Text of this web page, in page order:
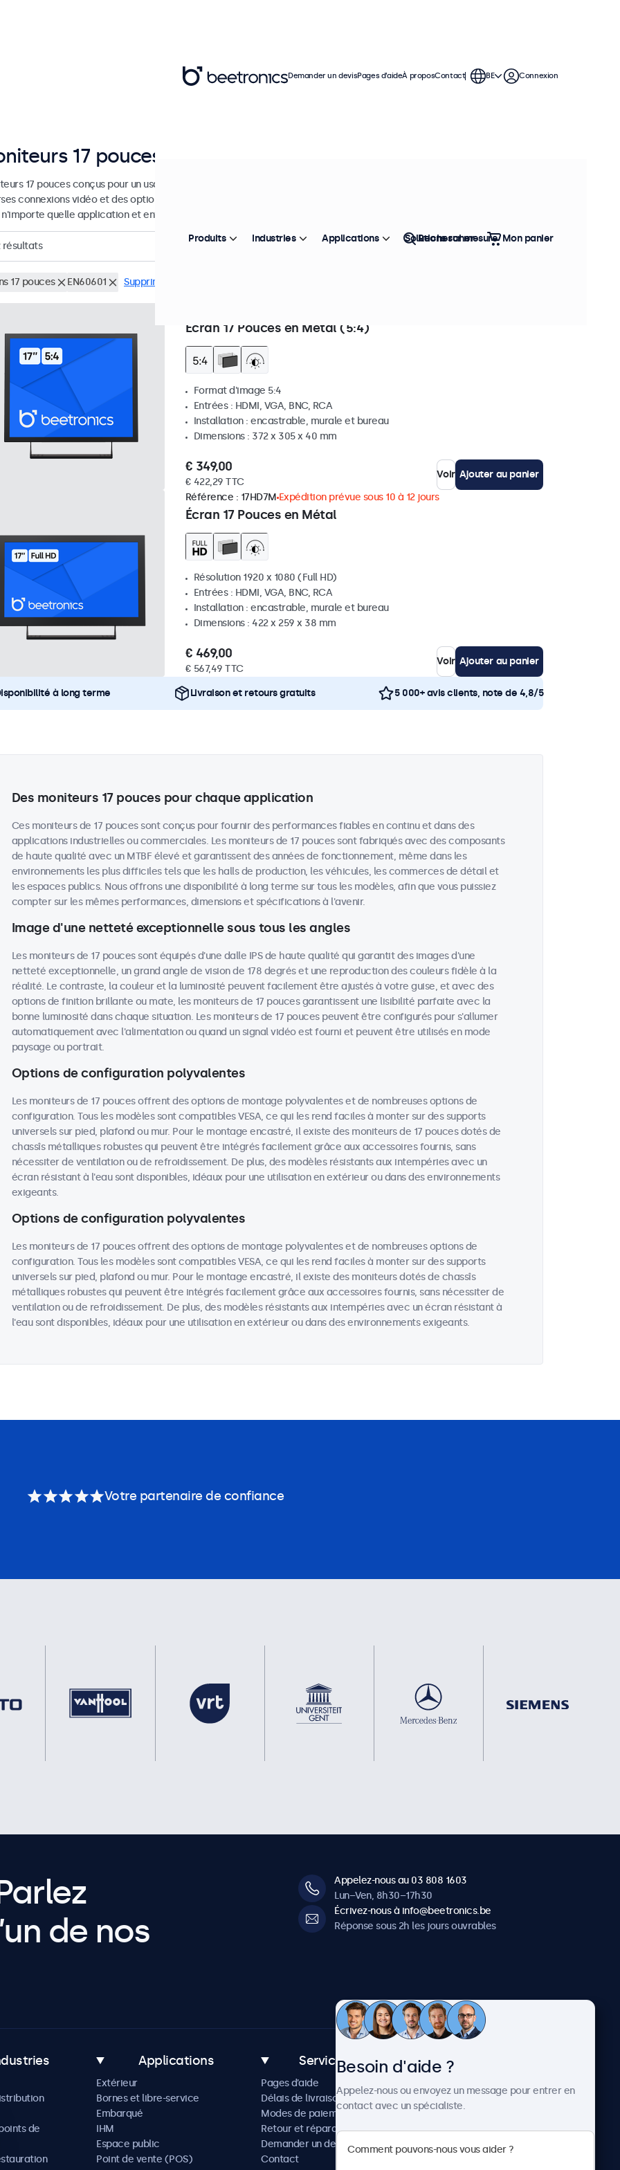
17 pouces
17 pouces conçus pour un usage industriel et commercial. Ces moniteurs de 17 pouces offrent
connexions vidéo et des options de montage polyvalentes, leur permettant de s'intégrer facilement
n'importe quelle application et environnement.
résultats Top vente
17 pouces EN60601 Supprimer tous les filtres
Écran 17 Pouces en Métal (5:4)
Format d'image 5:4
Entrées : HDMI, VGA, BNC, RCA
Installation : encastrable, murale et bureau
Dimensions : 372 x 305 x 40 mm
€ 349,00
€ 422,29 TTC
Voir Ajouter au panier
Écran 17 Pouces en Métal
Référence : 17HD7M Expédition prévue sous 10 à 12 jours
Résolution 1920 x 1080 (Full HD)
Entrées : HDMI, VGA, BNC, RCA
Installation : encastrable, murale et bureau
Dimensions : 422 x 259 x 38 mm
€ 469,00
€ 567,49 TTC
Voir Ajouter au panier
à long terme Livraison et retours gratuits 5 000+ avis clients, note de 4,8/5
Des moniteurs 17 pouces pour chaque application
Ces moniteurs de 17 pouces sont conçus pour fournir des performances fiables en continu et dans des
applications industrielles ou commerciales. Les moniteurs de 17 pouces sont fabriqués avec des composants
de haute qualité avec un MTBF élevé et garantissent des années de fonctionnement, même dans les
environnements les plus difficiles tels que les halls de production, les véhicules, les commerces de détail et
les espaces publics. Nous offrons une disponibilité à long terme sur tous les modèles, afin que vous puissiez
compter sur les mêmes performances, dimensions et spécifications à l'avenir.
Image d'une netteté exceptionnelle sous tous les angles
Les moniteurs de 17 pouces sont équipés d'une dalle IPS de haute qualité qui garantit des images d'une
netteté exceptionnelle, un grand angle de vision de 178 degrés et une reproduction des couleurs fidèle à la
réalité. Le contraste, la couleur et la luminosité peuvent facilement être ajustés à votre guise, et avec des
options de finition brillante ou mate, les moniteurs de 17 pouces garantissent une lisibilité parfaite avec la
bonne luminosité dans chaque situation. Les moniteurs de 17 pouces peuvent être configurés pour s'allumer
automatiquement avec l'alimentation ou quand un signal vidéo est fourni et peuvent être utilisés en mode
paysage ou portrait.
Options de configuration polyvalentes
Les moniteurs de 17 pouces offrent des options de montage polyvalentes et de nombreuses options de
configuration. Tous les modèles sont compatibles VESA, ce qui les rend faciles à monter sur des supports
universels sur pied, plafond ou mur. Pour le montage encastré, il existe des moniteurs de 17 pouces dotés de
chassîs métalliques robustes qui peuvent être intégrés facilement grâce aux accessoires fournis, sans
nécessiter de ventilation ou de refroidissement. De plus, des modèles résistants aux intempéries avec un
écran résistant à l'eau sont disponibles, idéaux pour une utilisation en extérieur ou dans des environnements
exigeants.
Options de configuration polyvalentes
Les moniteurs de 17 pouces offrent des options de montage polyvalentes et de nombreuses options de
configuration. Tous les modèles sont compatibles VESA, ce qui les rend faciles à monter sur des supports
universels sur pied, plafond ou mur. Pour le montage encastré, il existe des moniteurs dotés de chassîs
métalliques robustes qui peuvent être intégrés facilement grâce aux accessoires fournis, sans nécessiter de
ventilation ou de refroidissement. De plus, des modèles résistants aux intempéries avec un écran résistant à
l'eau sont disponibles, idéaux pour une utilisation en extérieur ou dans des environnements exigeants.
Demander un devisPages d’aideÀ proposContact BE Connexion
Produits Industries Applications Solutions sur mesure
Rechercher Mon panier
Votre partenaire de confiance
de nos
Appelez-nous au 03 808 1603
Lun–Ven, 8h30–17h30
Écrivez-nous à info@beetronics.be
Réponse sous 2h les jours ouvrables
de
Applications
Extérieur
Bornes et libre-service
Embarqué
IHM
Espace public
Point de vente (POS)
Service client
Pages d’aide
Délais de livraison
Modes de paiement
Retour et réparation
Demander un devis
Contact
Actualités et mises à jour
Carrière
Conditions de vente
Besoin d'aide ?
Appelez-nous ou envoyez un message pour entrer en
contact avec un spécialiste.